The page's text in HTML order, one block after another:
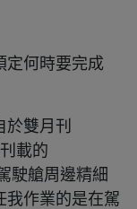
定何時要完成
雙月刊
載的
駛艙周邊精細
我作業的是在駕